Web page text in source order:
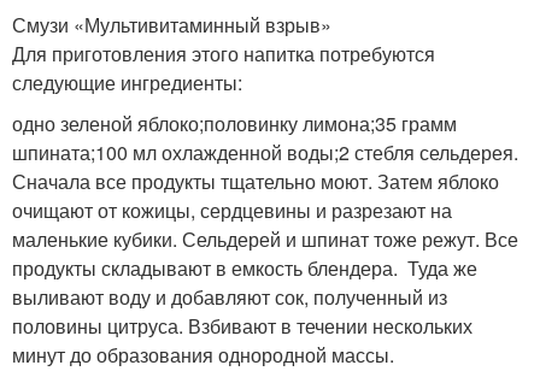
Смузи «Мультивитаминный взрыв»
Для приготовления этого напитка потребуются
следующие ингредиенты:
одно зеленой яблоко;половинку лимона;35 грамм
шпината;100 мл охлажденной воды;2 стебля сельдерея.
Сначала все продукты тщательно моют. Затем яблоко
очищают от кожицы, сердцевины и разрезают на
маленькие кубики. Сельдерей и шпинат тоже режут. Все
продукты складывают в емкость блендера. Туда же
выливают воду и добавляют сок, полученный из
половины цитруса. Взбивают в течении нескольких
минут до образования однородной массы.